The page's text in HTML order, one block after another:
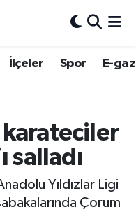
İlçeler Spor E-
karateciler
salladı
Yıldızlar Ligi
Çorum
Fikstür